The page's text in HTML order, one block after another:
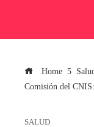
Home
Comisión del
SALUD